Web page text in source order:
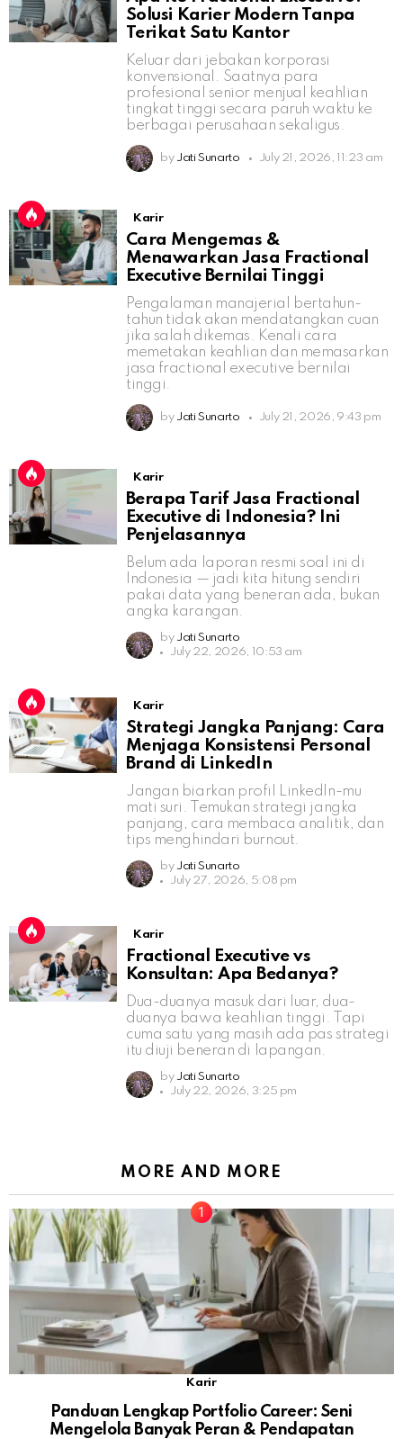
Solusi Karier Modern Tanpa
Terikat Satu Kantor
Keluar dari jebakan korporasi
konvensional. Saatnya para
profesional senior menjual keahlian
tingkat tinggi secara paruh waktu ke
berbagai perusahaan sekaligus.
by Jati Sunarto July 21, 2026, 11:23 am
Karir
Cara Mengemas &
Menawarkan Jasa Fractional
Executive Bernilai Tinggi
Pengalaman manajerial bertahun-
tahun tidak akan mendatangkan cuan
jika salah dikemas. Kenali cara
memetakan keahlian dan memasarkan
jasa fractional executive bernilai
tinggi.
by Jati Sunarto July 21, 2026, 9:43 pm
Karir
Berapa Tarif Jasa Fractional
Executive di Indonesia? Ini
Penjelasannya
Belum ada laporan resmi soal ini di
Indonesia — jadi kita hitung sendiri
pakai data yang beneran ada, bukan
angka karangan.
by Jati Sunarto
July 22, 2026, 10:53 am
Karir
Strategi Jangka Panjang: Cara
Menjaga Konsistensi Personal
Brand di LinkedIn
Jangan biarkan profil LinkedIn-mu
mati suri. Temukan strategi jangka
panjang, cara membaca analitik, dan
tips menghindari burnout.
by Jati Sunarto
July 27, 2026, 5:08 pm
Karir
Fractional Executive vs
Konsultan: Apa Bedanya?
Dua-duanya masuk dari luar, dua-
duanya bawa keahlian tinggi. Tapi
cuma satu yang masih ada pas strategi
itu diuji beneran di lapangan.
by Jati Sunarto
July 22, 2026, 3:25 pm
MORE AND MORE
Karir
Panduan Lengkap Portfolio Career: Seni
Mengelola Banyak Peran & Pendapatan